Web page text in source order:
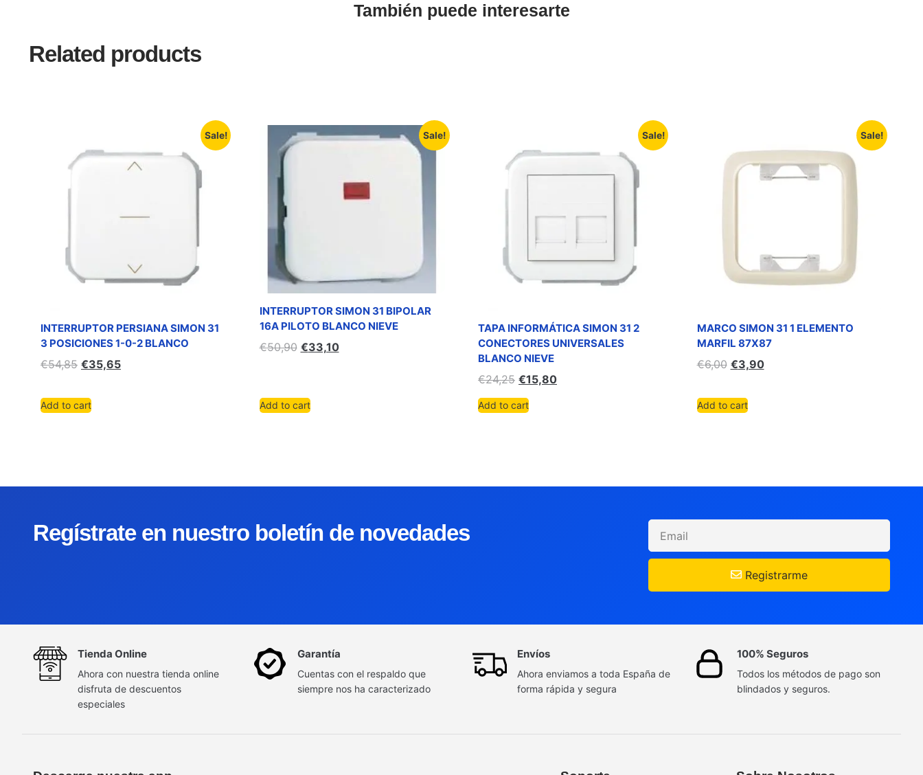
También puede interesarte
Related products
Sale!
INTERRUPTOR PERSIANA SIMON 31
3 POSICIONES 1-0-2 BLANCO
€54,85 €35,65
Add to cart
Sale!
INTERRUPTOR SIMON 31 BIPOLAR
16A PILOTO BLANCO NIEVE
€50,90 €33,10
Add to cart
Sale!
TAPA INFORMÁTICA SIMON 31 2
CONECTORES UNIVERSALES
BLANCO NIEVE
€24,25 €15,80
Add to cart
Sale!
MARCO SIMON 31 1 ELEMENTO
MARFIL 87X87
€6,00 €3,90
Add to cart
Regístrate en nuestro boletín de novedades
Registrarme
Tienda Online
Ahora con nuestra tienda online
disfruta de descuentos
especiales
Garantía
Cuentas con el respaldo que
siempre nos ha caracterizado
Envíos
Ahora enviamos a toda España de
forma rápida y segura
100% Seguros
Todos los métodos de pago son
blindados y seguros.